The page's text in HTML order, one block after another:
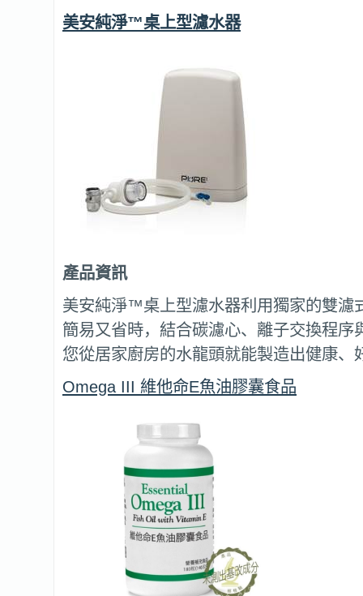
美安純淨™桌上型濾水器
產品資訊
美安純淨™桌上型濾水器利用獨家的雙濾
簡易又省時，結合碳濾心、離子交換程序
您從居家廚房的水龍頭就能製造出健康、
Omega III 維他命E魚油膠囊食品